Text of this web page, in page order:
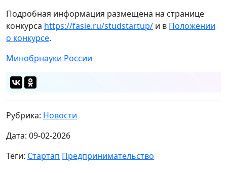
Подробная информация размещена на странице
конкурса https://fasie.ru/studstartup/ и в Положении
о конкурсе.
Минобрнауки России
Рубрика: Новости
Дата: 09-02-2026
Теги: Стартап Предпринимательство